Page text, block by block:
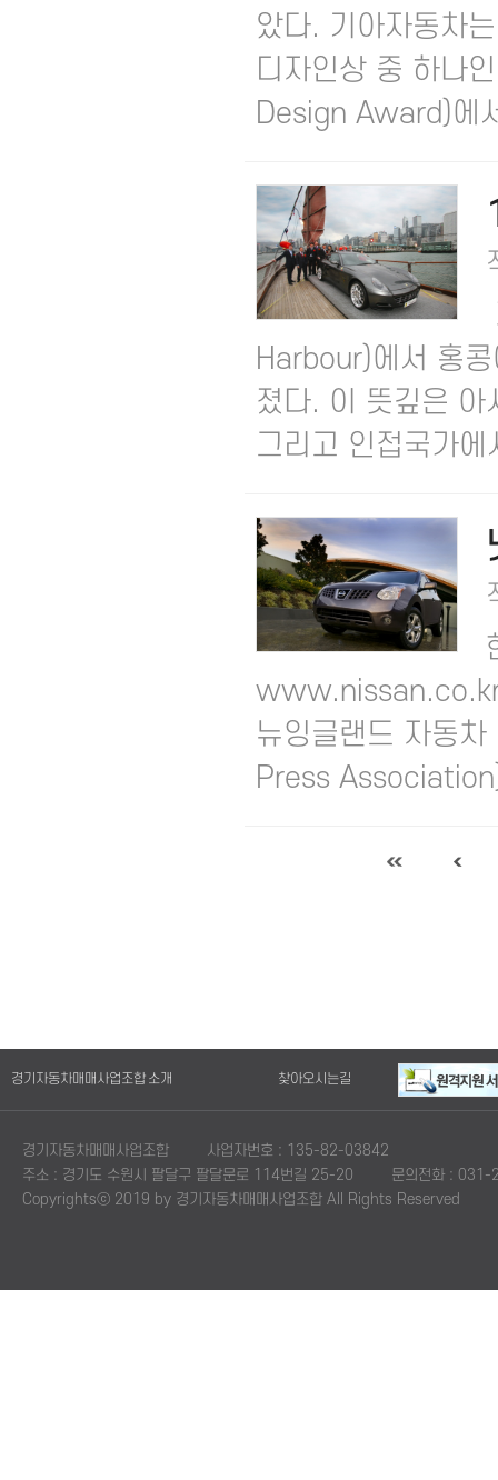
았다. 기아자동차
디자인상 중 하나
Design Award)에
Harbour)에서 홍
졌다. 이 뜻깊은 아
그리고 인접국가
뉴잉글랜드 자동
Press
경기자동차매매사업조합 소개 찾아오시는길
경기자동차매매사업조합
사업자번호 : 135-82-03842
주소 : 경기도 수원시 팔달구 팔달문로 114번길 25-20
문의전화 :
Copyrightsⓒ 2019 by 경기자동차매매사업조합 All Rights Reserved